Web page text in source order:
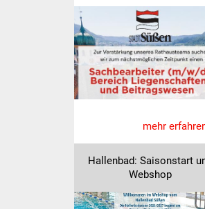
Was
mehr
Hallenbad: Saisonstart
Webshop